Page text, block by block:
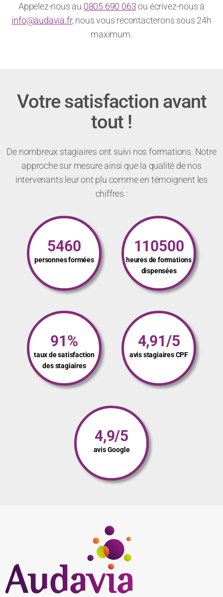
Appelez-nous au 0805 690 063ou écrivez-nous à
info@audavia.fr, nous vous recontacterons sous 24h
maximum.
Votre satisfaction avant
tout !
De nombreux stagiaires ont suivi nos formations. Notre
approche sur mesure ainsi que la qualité de nos
intervenants leur ont plu comme en témoignent les
chiffres :
5460
personnes formées
110500
heures de formations
dispensées
91%
taux de satisfaction
des stagiaires
4,91/5
avis stagiaires CPF
4,9/5
avis Google